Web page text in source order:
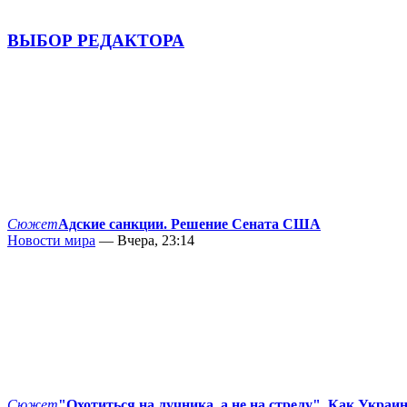
ВЫБОР РЕДАКТОРА
СюжетАдские санкции. Решение Сената США
Новости мира — Вчера, 23:14